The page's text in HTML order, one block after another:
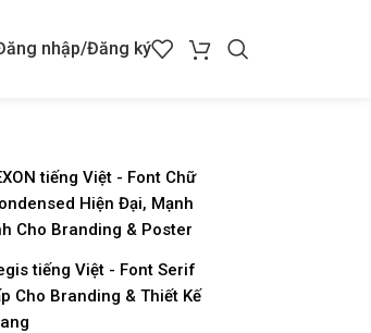
nhập/Đăng ký
tiếng Việt - Font Chữ
Hiện Đại, Mạnh
Cho Branding & Poster
tiếng Việt - Font Serif
Cho Branding & Thiết Kế